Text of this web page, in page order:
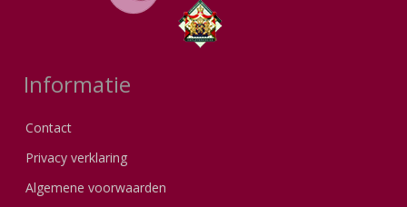
Informatie
Contact
Privacy verklaring
Algemene voorwaarden